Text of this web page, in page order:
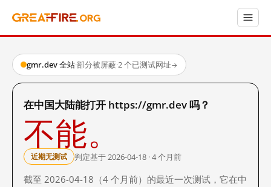
gmr.dev 全站·部分被屏蔽·2 个已测试网址→
在中国大陆能打开 https://gmr.dev 吗？
不能。
近期无测试 判定基于 2026-04-18 · 4 个月前
截至 2026-04-18（4 个月前）的最近一次测试，它在中